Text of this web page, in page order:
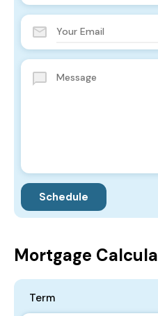
Mortgage
Term